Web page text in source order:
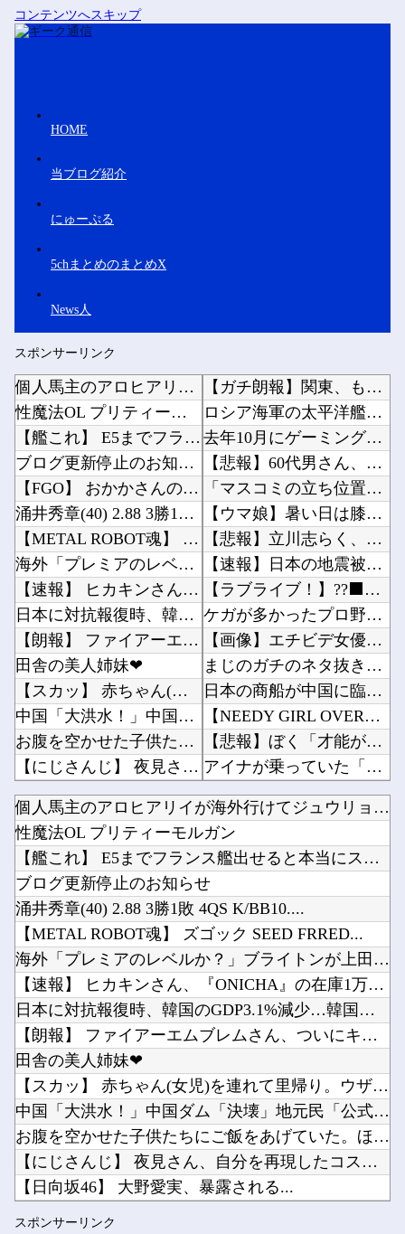
コンテンツへスキップ
HOME
当ブログ紹介
にゅーぷる
5chまとめのまとめX
News人
スポンサーリンク
個人馬主のアロヒアリイが海外行けてジュウリョクピエ□が何故行けないのか
性魔法OL プリティーモルガン
【艦これ】 E5までフランス艦出せると本当にスゴいよね
ブログ更新停止のお知らせ
【FGO】 おかかさんのジャージ式イラスト！！ 赤いジャージが似合ってます！
涌井秀章(40) 2.88 3勝1敗 4QS K/BB10.00
【METAL ROBOT魂】 ズゴック SEED FRREDOM ver明日予約開始！！キ...
海外「プレミアのレベルか？」ブライトンが上田綺世の獲得に動き出して海外大騒ぎ！（海外の反応...
【速報】 ヒカキンさん、『ONICHA』の在庫1万4400本を熊本県に発送
日本に対抗報復時、韓国のGDP3.1%減少…韓国の被害がより大きい＝韓国の反応
【朗報】 ファイアーエムブレムさん、ついにキャラ成長率がゲーム内で見れるようになる
田舎の美人姉妹❤
【スカッ】 赤ちゃん(女児)を連れて里帰り。ウザトメ「嫁子みたいに育ったら困るから、私が育...
中国「大洪水！」中国ダム「決壊」地元民「公式発表より死者多い！」中国政府「住民拘束！（安否...
お腹を空かせた子供たちにご飯をあげていた。ほんと助かるわ、どうもありがとう → 母親はこん...
【にじさんじ】 夜見さん、自分を再現したコスプレに興奮【コスサミ2026】
【日向坂46】 大野愛実、暴露される...
外国人「2002年W杯は?」韓国サッカーに衝撃的不祥事！W杯予選でレフリーへの性的接待発覚...
【有能】 政府「トラックはサービスエリア利用有料化すればサボらず走るし流問題解決じゃね？」
Powered by livedoor 相互RSS
【ガチ朗報】関東、もう真夏の暑さが終わるかも他
ロシア海軍の太平洋艦隊、日本海やオホーツク海で軍事演習開始…ウクライナ支援続ける日本を威嚇...
去年10月にゲーミングPC買おうと思ったけどもう少し後でいいやで時期逃したらうなぎ登りに値...
【悲報】60代男さん、小学生に秘めた夢を語って通報されるｗｗｗｗｗｗｗ他
「マスコミの立ち位置の勘違いっぷりがすごい」と報ステ大越キャスターの台詞に視聴者絶句、高市...
【ウマ娘】暑い日は膝枕で日陰に入りたい。←「絶対に離れたくない場所だな」他
【悲報】立川志らく、ガチでブチギレてしまう！！！！！！他
【速報】日本の地震被害に支援したのに「韓国産の水は水洗トイレに」他
【ラブライブ！】??‍⬛「うちのオタクは社畜かボンボン」（世界の平均睡眠時間ランキングクイ...
ケガが多かったプロ野球選手※多村仁志禁止他
【画像】エチビデ女優さん、番組の企画でハッスルしすぎてしまうｗｗｗｗｗｗ他
まじのガチのネタ抜きで超能力一個貰えるならテレポーテーション一択だよな他
日本の商船が中国に臨検された場合は「台湾軍が対応」と台湾軍トップ！他
【NEEDY GIRL OVERDOSE】システムサービス「超絶最かわてんしちゃん」プライ...
【悲報】ぼく「才能がないなら努力をすれば良いじゃない」お前ら「努力できるのも才能だよ」他
アイナが乗っていた「高機動試作型ザク」ってよく考えると時系列がおかしいな他
夫さん、妻に「天井のシミ数えてれば終わるでな」と押し倒されて性行為 → 凄いことになるｗｗ...
【ウマ娘】昔の水着がそのまま入るジャーニー…まるで成長していない！？他
【ラブライブ！】予定立てるの苦手なので行き当たりばったりの旅行しかできません他
今始めどきのスマホゲームなにかある？他
【にじさんじ】笹木、1週間ほど里に帰省他
【SSD】1TBで1.5万とか、買った時の倍なんだけど今だと買い増してしまいそうで怖い他
ライザの公式AIゲーム、エッチすぎて始まる♥他
Vチューバーに最近ある変化が起きつつある他
個人馬主のアロヒアリイが海外行けてジュウリョクピエ□が何故行...
性魔法OL プリティーモルガン
【艦これ】 E5までフランス艦出せると本当にスゴいよね
ブログ更新停止のお知らせ
涌井秀章(40) 2.88 3勝1敗 4QS K/BB10....
【METAL ROBOT魂】 ズゴック SEED FRRED...
海外「プレミアのレベルか？」ブライトンが上田綺世の獲得に動き...
【速報】 ヒカキンさん、『ONICHA』の在庫1万4400本...
日本に対抗報復時、韓国のGDP3.1%減少…韓国の被害がより...
【朗報】 ファイアーエムブレムさん、ついにキャラ成長率がゲー...
田舎の美人姉妹❤
【スカッ】 赤ちゃん(女児)を連れて里帰り。ウザトメ「嫁子み...
中国「大洪水！」中国ダム「決壊」地元民「公式発表より死者多い...
お腹を空かせた子供たちにご飯をあげていた。ほんと助かるわ、ど...
【にじさんじ】 夜見さん、自分を再現したコスプレに興奮【コス...
【日向坂46】 大野愛実、暴露される...
スポンサーリンク